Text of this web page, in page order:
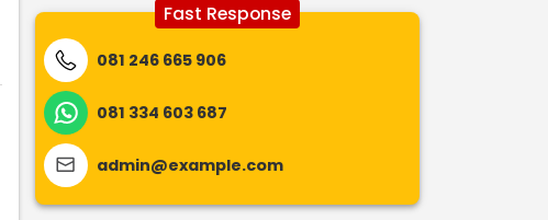
Fast Response
081 246 665 906
081 334 603 687
admin@example.com